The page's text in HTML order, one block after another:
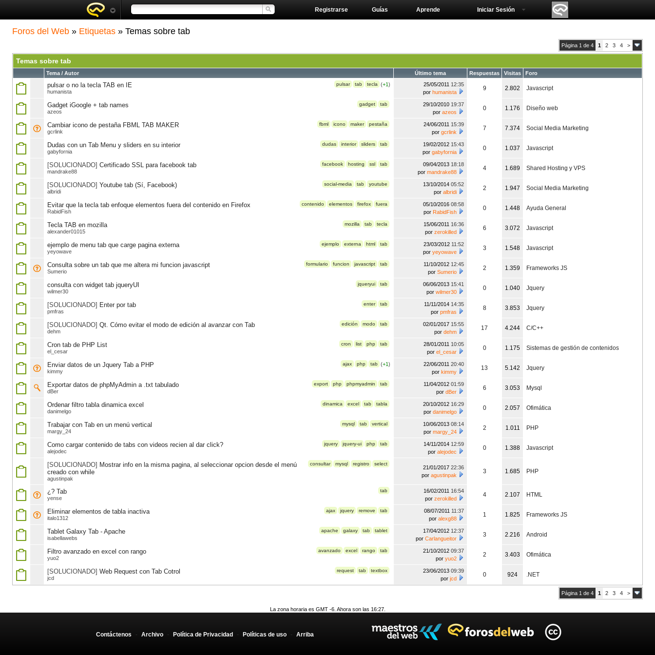
Aprende
Guías
Registrarse Iniciar Sesión
Foros del Web » Etiquetas » Temas sobre tab
Página 1 de 4 1 2 3 4 >
Temas sobre tab
Tema / Autor Último tema Respuestas Visitas
Foro
(+1)
pulsar tab tecla
pulsar o no la tecla TAB en IE
humanista
25/05/2011 12:35
por humanista
9 2.802 Javascript
gadget tab
Gadget iGoogle + tab names
azeos
29/10/2010 19:37
por azeos
0 1.176 Diseño web
fbml icono maker pestaña
Cambiar icono de pestaña FBML TAB MAKER
gcrlink
24/06/2011 15:39
por gcrlink
7 7.374 Social Media Marketing
dudas interior sliders tab
Dudas con un Tab Menu y sliders en su interior
gabyfornia
19/02/2012 15:43
por gabyfornia
0 1.037 Javascript
facebook hosting ssl tab
[SOLUCIONADO] Certificado SSL para facebook tab
mandrake88
09/04/2013 18:18
por mandrake88
4 1.689 Shared Hosting y VPS
social-media tab youtube
[SOLUCIONADO] Youtube tab (Sí, Facebook)
albridi
13/10/2014 05:52
por albridi
2 1.947 Social Media Marketing
contenido elementos firefox fuera
Evitar que la tecla tab enfoque elementos fuera del contenido en Firefox
RabidFish
05/10/2016 08:58
por RabidFish
0 1.448 Ayuda General
mozilla tab tecla
Tecla TAB en mozilla
alexander01015
15/06/2011 16:36
por zerokilled
6 3.072 Javascript
ejemplo externa html tab
ejemplo de menu tab que carge pagina externa
yeyowave
23/03/2012 11:52
por yeyowave
3 1.548 Javascript
formulario funcion javascript tab
Consulta sobre un tab que me altera mi funcion javascript
Sumerio
11/10/2012 12:45
por Sumerio
2 1.359 Frameworks JS
jqueryui tab
consulta con widget tab jqueryUI
wilmer30
06/06/2013 15:41
por wilmer30
0 1.040 Jquery
enter tab
[SOLUCIONADO] Enter por tab
pmfras
11/11/2014 14:35
por pmfras
8 3.853 Jquery
edición modo tab
[SOLUCIONADO] Qt. Cómo evitar el modo de edición al avanzar con Tab
dehm
02/01/2017 15:55
por dehm
17 4.244 C/C++
cron list php tab
Cron tab de PHP List
el_cesar
28/01/2011 10:05
por el_cesar
0 1.175 Sistemas de gestión de contenidos
(+1)
ajax php tab
Enviar datos de un Jquery Tab a PHP
kimmy
22/06/2011 20:40
por kimmy
13 5.142 Jquery
export php phpmyadmin tab
Exportar datos de phpMyAdmin a .txt tabulado
dBer
11/04/2012 01:59
por dBer
6 3.053 Mysql
dinamica excel tab tabla
Ordenar filtro tabla dinamica excel
danimelgo
20/10/2012 16:29
por danimelgo
0 2.057 Ofimática
mysql tab vertical
Trabajar con Tab en un menú vertical
margy_24
10/06/2013 08:14
por margy_24
2 1.011 PHP
jquery jquery-ui php tab
Como cargar contenido de tabs con videos recien al dar click?
alejodec
14/11/2014 12:59
por alejodec
0 1.388 Javascript
consultar mysql registro select
[SOLUCIONADO] Mostrar info en la misma pagina, al seleccionar opcion desde el menú
creado con while
agustinpak
21/01/2017 22:36
por agustinpak
3 1.685 PHP
tab
¿? Tab
yense
16/02/2011 16:54
por zerokilled
4 2.107 HTML
ajax jquery remove tab
Eliminar elementos de tabla inactiva
italo1312
08/07/2011 11:37
por alexg88
1 1.825 Frameworks JS
apache galaxy tab tablet
Tablet Galaxy Tab - Apache
isabellawebs
17/04/2012 12:37
por Carlangueitor
3 2.216 Android
avanzado excel rango tab
Filtro avanzado en excel con rango
yuo2
21/10/2012 09:37
por yuo2
2 3.403 Ofimática
request tab textbox
[SOLUCIONADO] Web Request con Tab Cotrol
jcd
23/06/2013 09:39
por jcd
0 924 .NET
Página 1 de 4 1 2 3 4 >
La zona horaria es GMT -6. Ahora son las 16:27.
Contáctenos - Archivo - Política de Privacidad - Políticas de uso - Arriba